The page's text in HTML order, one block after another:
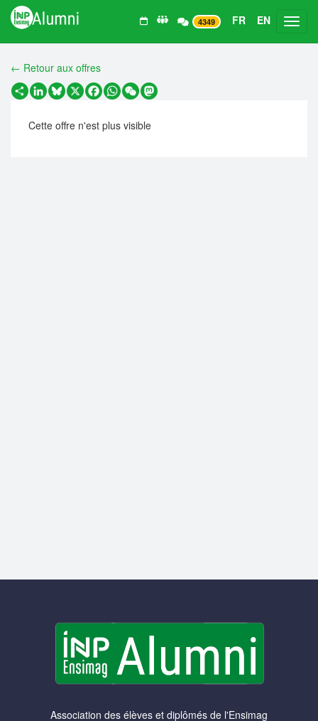
4349 FR EN
← Retour aux offres
PartagerLinkedIn
Bluesky
X Facebook
WhatsApp
WeChatMastodon
Cette offre n'est plus visible
Association des élèves et diplômés de l'Ensimag